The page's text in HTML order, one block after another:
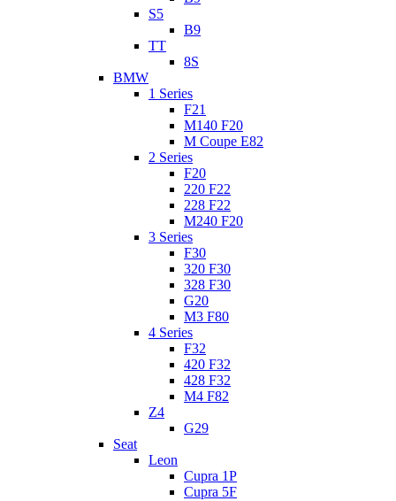
S5
B9
TT
8S
BMW
1 Series
F21
M140 F20
M Coupe E82
2 Series
F20
220 F22
228 F22
M240 F20
3 Series
F30
320 F30
328 F30
G20
M3 F80
4 Series
F32
420 F32
428 F32
M4 F82
Z4
G29
Seat
Leon
Cupra 1P
Cupra 5F